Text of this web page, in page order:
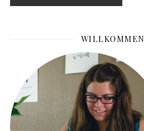
WILLKOMMEN